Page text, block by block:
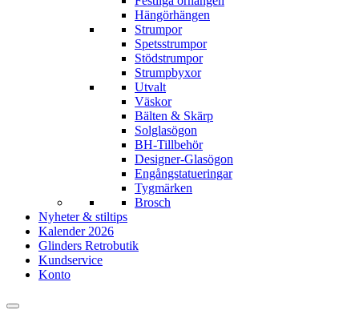
Hängörhängen
Strumpor
Spetsstrumpor
Stödstrumpor
Strumpbyxor
Utvalt
Väskor
Bälten & Skärp
Solglasögon
BH-Tillbehör
Designer-Glasögon
Engångstatueringar
Tygmärken
Brosch
Nyheter & stiltips
Kalender 2026
Glinders Retrobutik
Kundservice
Konto